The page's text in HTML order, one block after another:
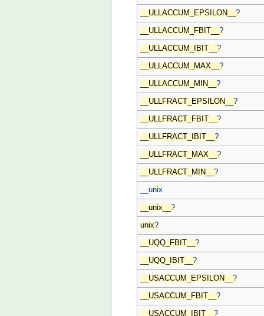
__ULLACCUM_EPSILON__?
__ULLACCUM_FBIT__?
__ULLACCUM_IBIT__?
__ULLACCUM_MAX__?
__ULLACCUM_MIN__?
__ULLFRACT_EPSILON__?
__ULLFRACT_FBIT__?
__ULLFRACT_IBIT__?
__ULLFRACT_MAX__?
__ULLFRACT_MIN__?
__unix
__unix__?
unix?
__UQQ_FBIT__?
__UQQ_IBIT__?
__USACCUM_EPSILON__?
__USACCUM_FBIT__?
__USACCUM_IBIT__?